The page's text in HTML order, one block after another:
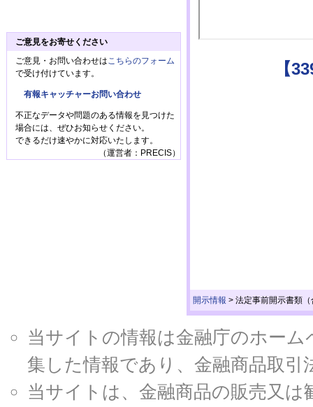
【
開示情報 > 法定事前開示書類
ご意見をお寄せください
ご意見・お問い合わせは こちらのフォーム
で受け付けています。
有報キャッチャーお問い合わせ
不正なデータや問題のある情報を見つけた
場合には、ぜひお知らせください。
できるだけ速やかに対応いたします。
（運営者：PRECIS）
当サイトの情報は金融庁のホー
集した情報であり、金融商品取
当サイトは、金融商品の販売又